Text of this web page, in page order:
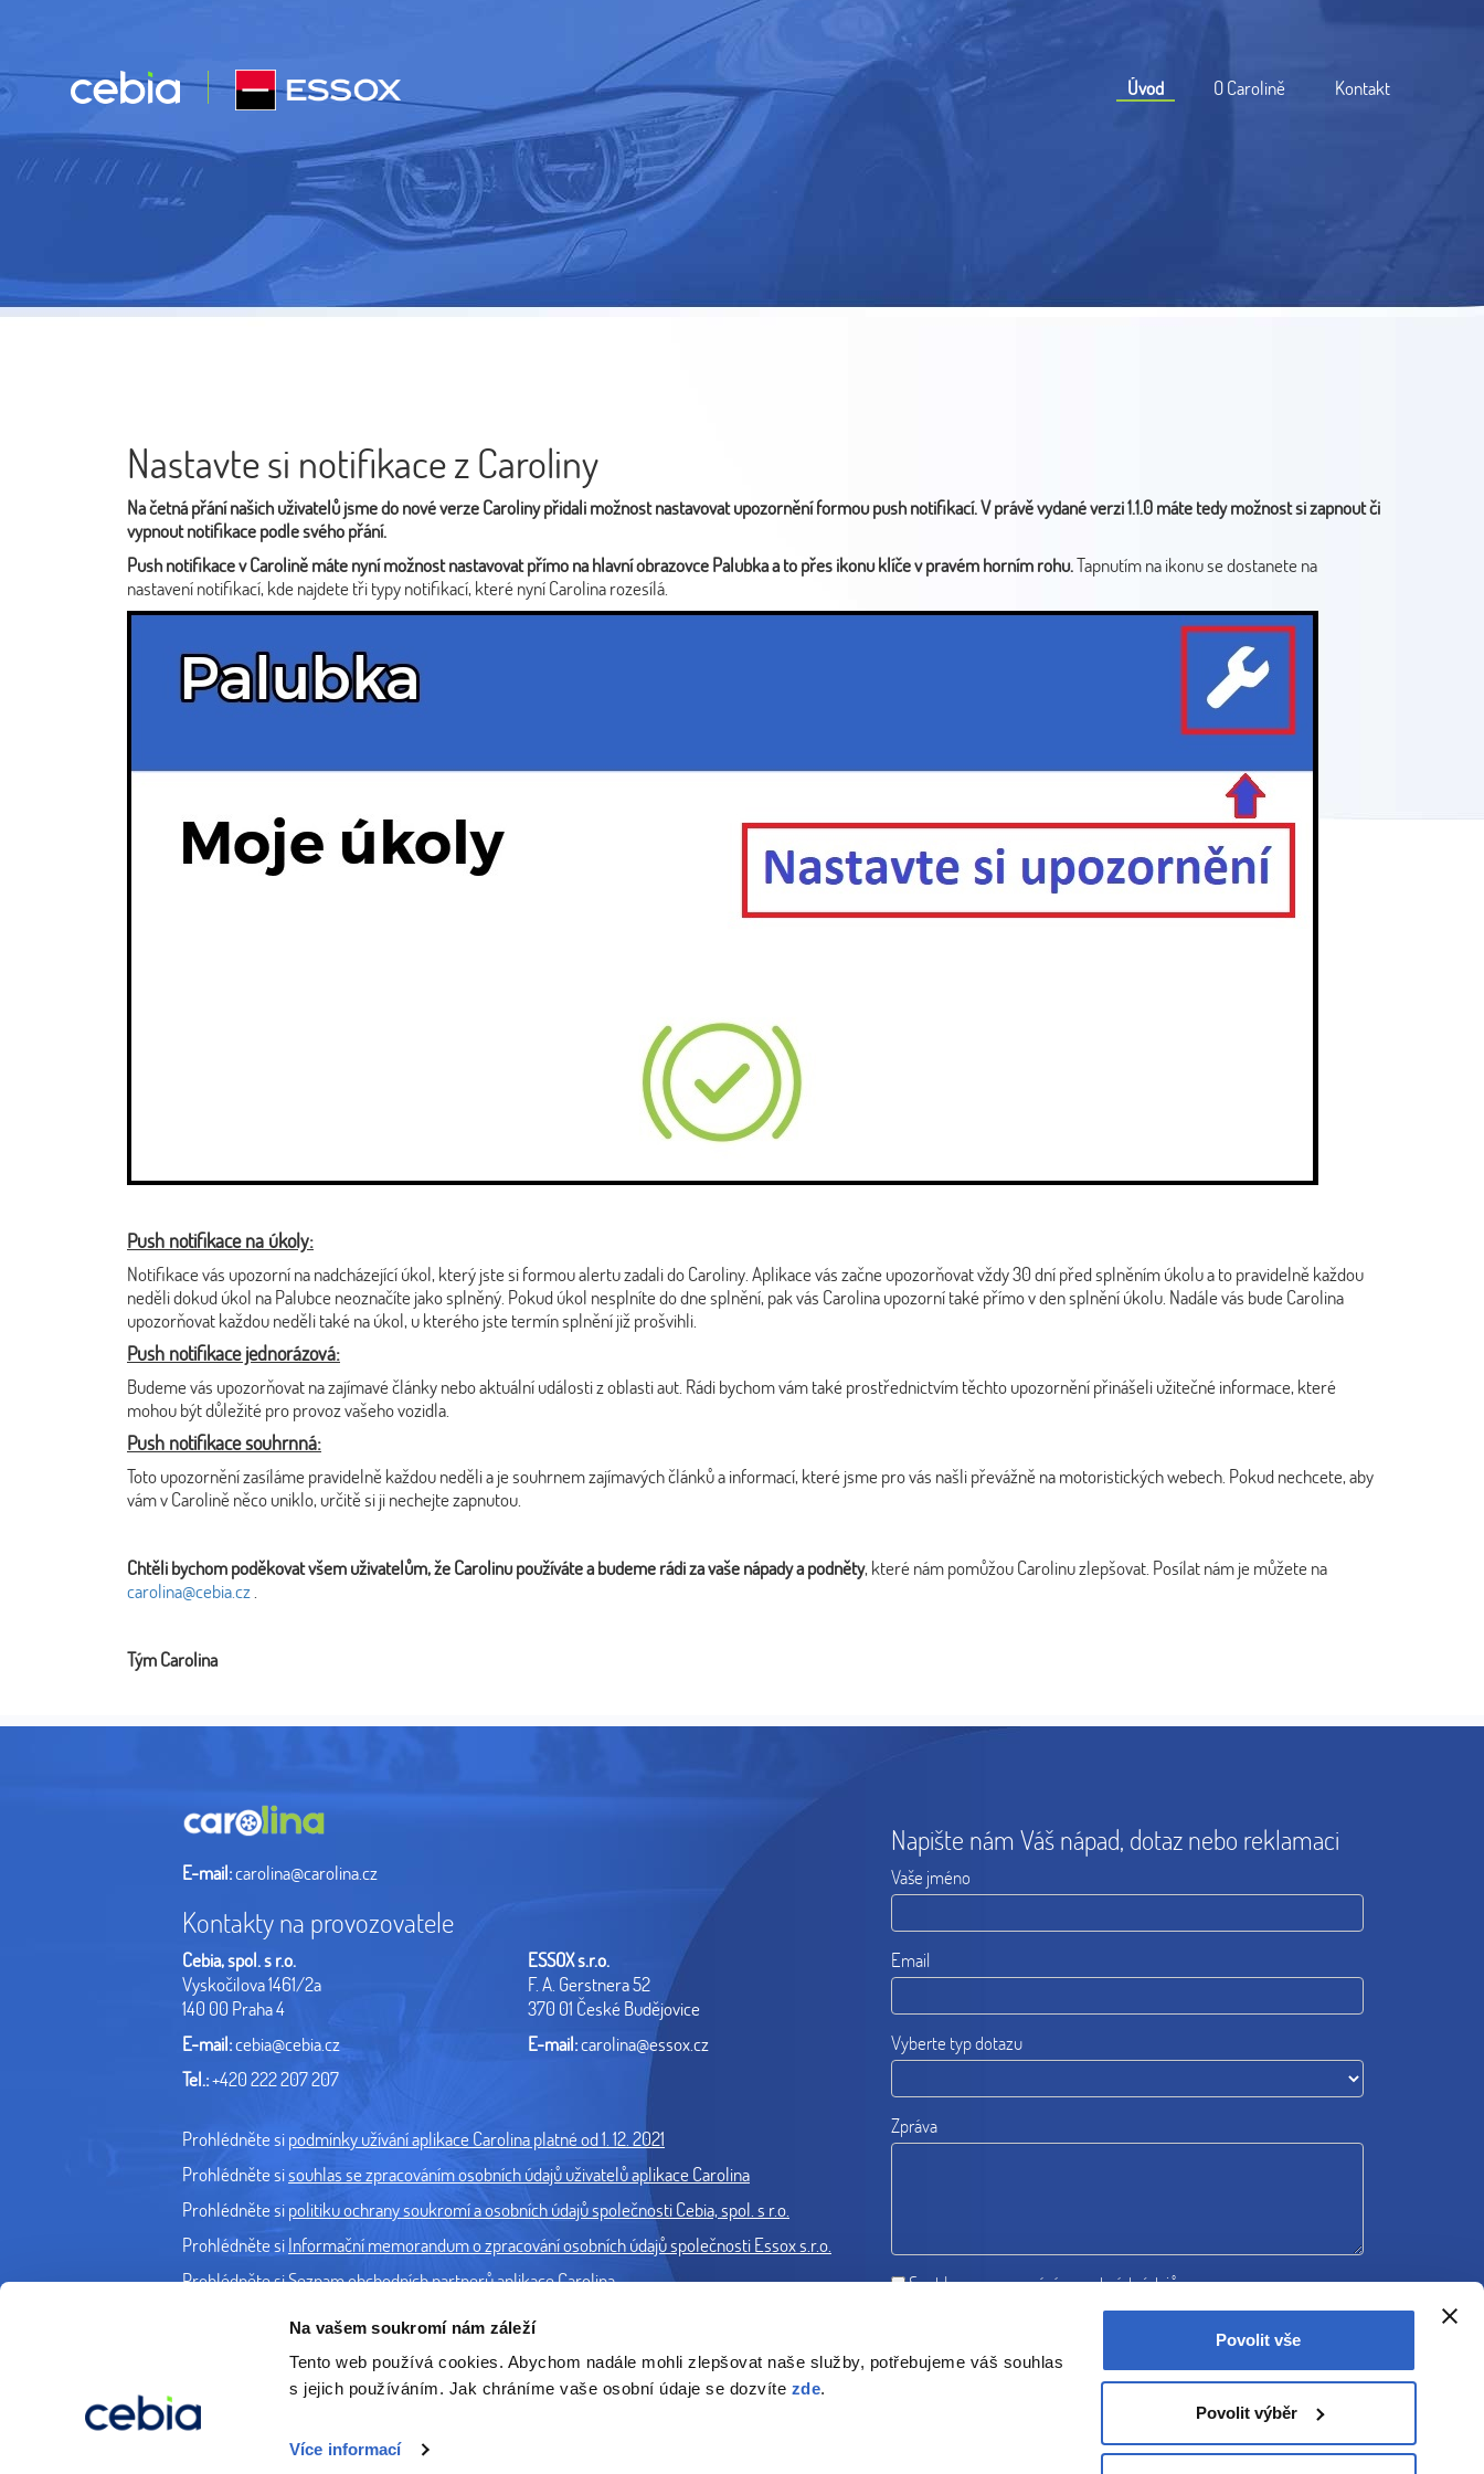
Na vašem soukromí nám záleží
Tento web používá cookies. Abychom nadále mohli zlepšovat naše služby, potřebujeme váš souhlas
s jejich používáním. Jak chráníme vaše osobní údaje se dozvíte zde.
Více informací
Povolit vše
Povolit výběr
Úvod O Carolině Kontakt
Nastavte si notifikace z Caroliny
Na četná přání našich uživatelů jsme do nové verze Caroliny přidali možnost nastavovat upozornění formou push notifikací. V právě vydané verzi 1.1.0 máte tedy možnost si zapnout či
vypnout notifikace podle svého přání.
Push notifikace v Carolině máte nyní možnost nastavovat přímo na hlavní obrazovce Palubka a to přes ikonu klíče v pravém horním rohu.Tapnutím na ikonu se dostanete na
nastavení notifikací, kde najdete tři typy notifikací, které nyní Carolina rozesílá.
Push notifikace na úkoly:
Notifikace vás upozorní na nadcházející úkol, který jste si formou alertu zadali do Caroliny. Aplikace vás začne upozorňovat vždy 30 dní před splněním úkolu a to pravidelně každou
neděli dokud úkol na Palubce neoznačíte jako splněný. Pokud úkol nesplníte do dne splnění, pak vás Carolina upozorní také přímo v den splnění úkolu. Nadále vás bude Carolina
upozorňovat každou neděli také na úkol, u kterého jste termín splnění již prošvihli.
Push notifikace jednorázová:
Budeme vás upozorňovat na zajímavé články nebo aktuální události z oblasti aut. Rádi bychom vám také prostřednictvím těchto upozornění přinášeli užitečné informace, které
mohou být důležité pro provoz vašeho vozidla.
Push notifikace souhrnná:
Toto upozornění zasíláme pravidelně každou neděli a je souhrnem zajímavých článků a informací, které jsme pro vás našli převážně na motoristických webech. Pokud nechcete, aby
vám v Carolině něco uniklo, určitě si ji nechejte zapnutou.
Chtěli bychom poděkovat všem uživatelům, že Carolinu používáte a budeme rádi za vaše nápady a podněty, které nám pomůžou Carolinu zlepšovat. Posílat nám je můžete na
carolina@cebia.cz.
Tým Carolina
E-mail:carolina@carolina.cz
Kontakty na provozovatele
Cebia, spol. s r.o.
Vyskočilova 1461/2a
140 00 Praha 4
E-mail:cebia@cebia.cz
Tel.:+420 222 207 207
ESSOX s.r.o.
F. A. Gerstnera 52
370 01 České Budějovice
E-mail:carolina@essox.cz
Prohlédněte sipodmínky užívání aplikace Carolina platné od 1. 12. 2021
Prohlédněte sisouhlas se zpracováním osobních údajů uživatelů aplikace Carolina
Prohlédněte sipolitiku ochrany soukromí a osobních údajů společnosti Cebia, spol. s r.o.
Prohlédněte siInformační memorandum o zpracování osobních údajů společnosti Essox s.r.o.
Prohlédněte siSeznam obchodních partnerů aplikace Carolina
Napište nám Váš nápad, dotaz nebo reklamaci
Vaše jméno
Email
Vyberte typ dotazu
Zpráva
Souhlas sezpracováním osobních údajů
Odeslat